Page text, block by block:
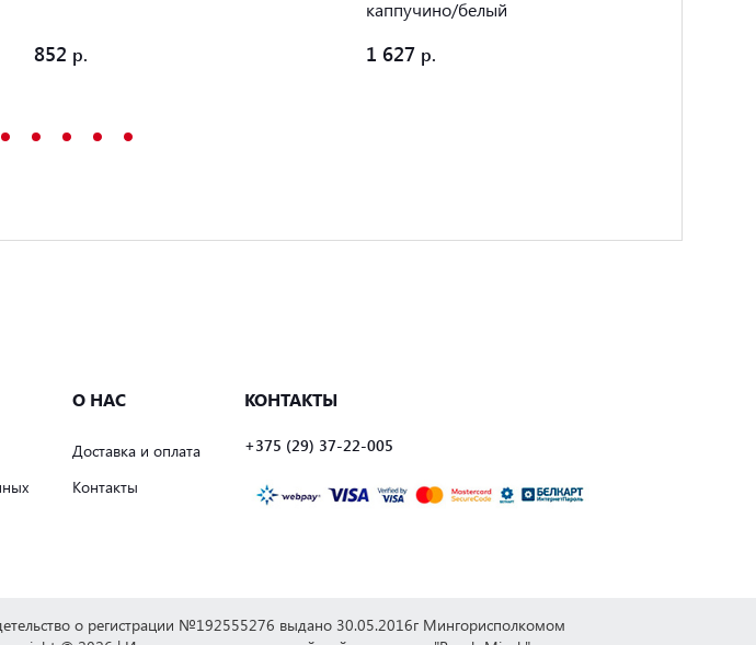
852
каппучино/белый
1 627
О НАС
Доставка и оплата
Контакты
КОНТАКТЫ
+375 (29) 37-22-005
о регистрации №192555276 выдано 30.05.2016г Мингорисполкомом